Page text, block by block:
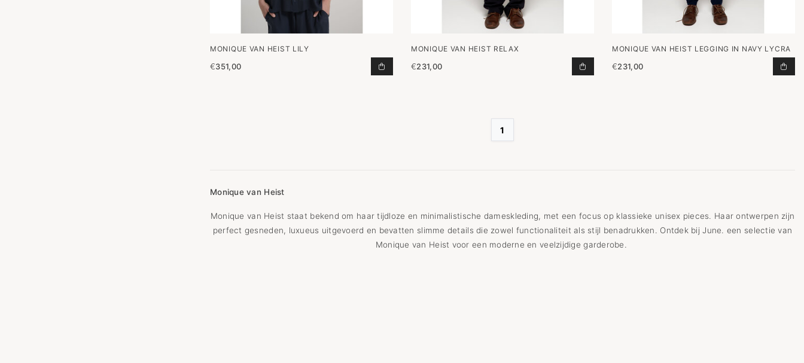
MONIQUE VAN HEIST LILY
€351,00 LILY TOEVOEGEN AAN WINKELWAGEN
MONIQUE VAN HEIST RELAX
€231,00 RELAX TOEVOEGEN AAN WINKELWAGEN
MONIQUE VAN HEIST LEGGING IN NAVY LYCRA
€231,00
1
Monique van Heist
Monique van Heist staat bekend om haar tijdloze en minimalistische dameskleding, met een focus op klassieke unisex pieces. Haar ontwerpen zijn
perfect gesneden, luxueus uitgevoerd en bevatten slimme details die zowel functionaliteit als stijl benadrukken. Ontdek bij June. een selectie van
Monique van Heist voor een moderne en veelzijdige garderobe.